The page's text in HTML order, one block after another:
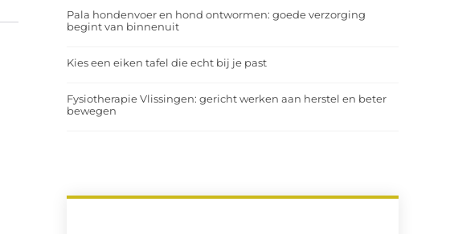
Pala hondenvoer en hond ontwormen: goede verzorging
begint van binnenuit
Kies een eiken tafel die echt bij je past
Fysiotherapie Vlissingen: gericht werken aan herstel en beter
bewegen